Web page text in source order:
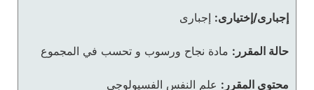
إجبارى/إختيارى: إجبارى
حالة المقرر: مادة نجاح ورسوب و تحسب في المجموع
محتوى المقرر: علم النفس الفسيولوجي